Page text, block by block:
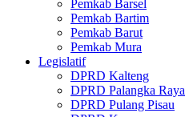
Pemkab Barsel
Pemkab Bartim
Pemkab Barut
Pemkab Mura
Legislatif
DPRD Kalteng
DPRD Palangka Raya
DPRD Pulang Pisau